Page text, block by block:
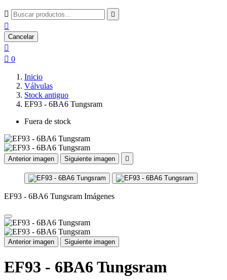
 

Cancelar

 0
Inicio
Válvulas
Stock antiguo
EF93 - 6BA6 Tungsram
Fuera de stock
Anterior imagen Siguiente imagen 
EF93 - 6BA6 Tungsram Imágenes
Anterior imagen Siguiente imagen
EF93 - 6BA6 Tungsram